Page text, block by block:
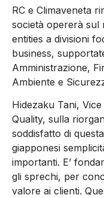
RC e Climaveneta
società opererà sul
entities a divisioni
business,
Amministrazione,
Ambiente e
Hidezaku Tani,
Quality, sulla
soddisfatto di
giapponesi
importanti. E’
gli sprechi, per
valore ai clienti.